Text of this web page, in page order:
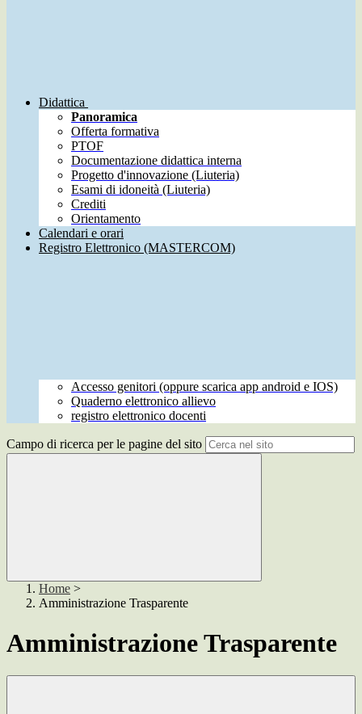
Didattica
Panoramica
Offerta formativa
PTOF
Documentazione didattica interna
Progetto d'innovazione (Liuteria)
Esami di idoneità (Liuteria)
Crediti
Orientamento
Calendari e orari
Registro Elettronico (MASTERCOM)
Accesso genitori (oppure scarica app android e IOS)
Quaderno elettronico allievo
registro elettronico docenti
Campo di ricerca per le pagine del sito
Home >
Amministrazione Trasparente
Amministrazione Trasparente